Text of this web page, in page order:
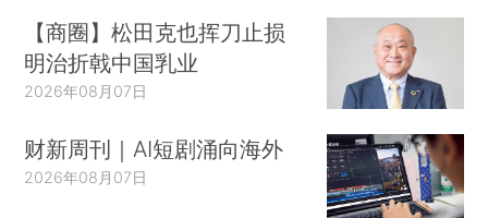
【商圈】松田克也挥刀止损
明治折戟中国乳业
2026年08月07日
财新周刊｜AI短剧涌向海外
2026年08月07日